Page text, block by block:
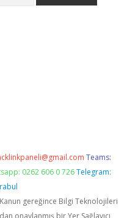
Teams:
0262 606 0 726 Telegram:
Kanun gereğince Bilgi Teknolojileri
onaylanmış bir Yer Sağlayıcı